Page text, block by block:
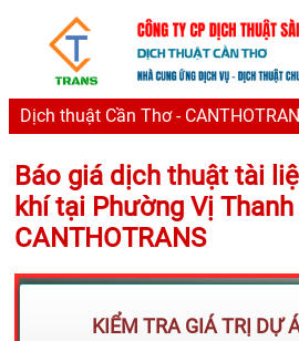
Dịch thuật Cần Thơ -
Báo giá dịch thuật tài
khí tại Phường Vị
CANTHOTRANS
KIỂM TRA GIÁ TRỊ DỰ